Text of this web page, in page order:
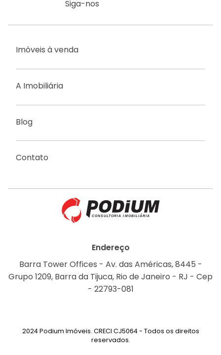
Siga-nos
Imóveis à venda
A Imobiliária
Blog
Contato
Endereço
Barra Tower Offices - Av. das Américas, 8445 -
Grupo 1209, Barra da Tijuca, Rio de Janeiro - RJ - Cep
- 22793-081
2024 Podium Imóveis. CRECI CJ5064 - Todos os direitos
reservados.